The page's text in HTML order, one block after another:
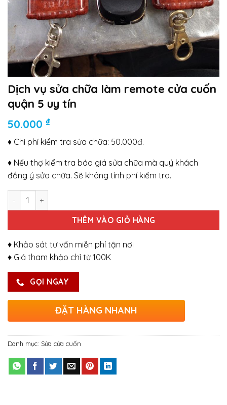
Dịch vụ sửa chữa làm remote cửa cuốn
quận 5 uy tín
50.000 ₫
♦ Chi phí kiểm tra sửa chữa: 50.000đ.
♦ Nếu thợ kiểm tra báo giá sửa chữa mà quý khách
đồng ý sửa chữa. Sẽ không tính phí kiểm tra.
Số lượng
THÊM VÀO GIỎ HÀNG
♦ Khảo sát tư vấn miễn phí tận nơi
♦ Giá tham khảo chỉ từ 100K
GỌI NGAY
ĐẶT HÀNG NHANH
Danh mục: Sửa cửa cuốn